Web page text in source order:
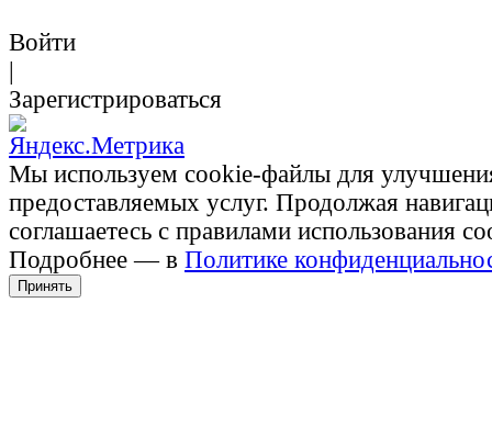
Войти
|
Зарегистрироваться
Мы используем cookie-файлы для
предоставляемых услуг. Продолжая
соглашаетесь с правилами использования
Подробнее — в Политике
Принять